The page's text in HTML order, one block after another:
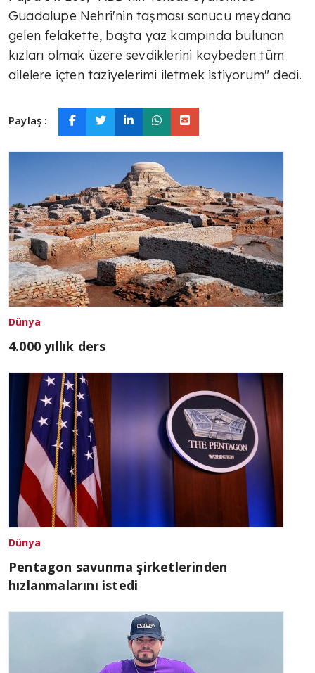
Guadalupe Nehri'nin taşması sonucu meydana
gelen felakette, başta yaz kampında bulunan
kızları olmak üzere sevdiklerini kaybeden tüm
ailelere içten taziyelerimi iletmek istiyorum" dedi.
Paylaş :
Dünya
4.000 yıllık ders
Dünya
Pentagon savunma şirketlerinden
hızlanmalarını istedi